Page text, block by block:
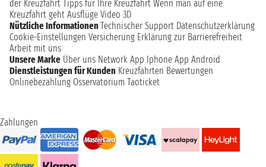
der Kreuzfahrt Tipps für Ihre Kreuzfahrt Wenn man auf eine
Kreuzfahrt geht Ausflüge Video 3D
Nützliche Informationen Technischer Support Datenschutzerklärung
Cookie-Einstellungen Versicherung Erklärung zur Barrierefreiheit
Arbeit mit uns
Unsere Marke Über uns Network App Iphone App Android
Dienstleistungen für Kunden Kreuzfahrten Bewertungen
Onlinebezahlung Osservatorium Taoticket
Zahlungen